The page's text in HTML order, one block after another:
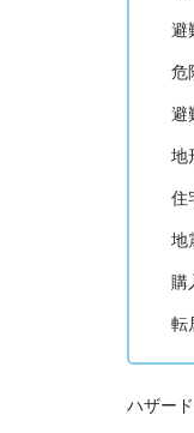
避
危
避
地
住
地
購
転
ハザー